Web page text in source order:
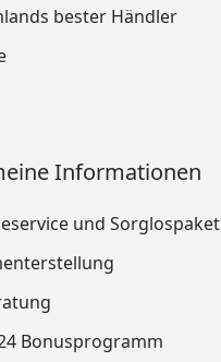
bester Händler
Informationen
und Sorglospaket
Bonusprogramm